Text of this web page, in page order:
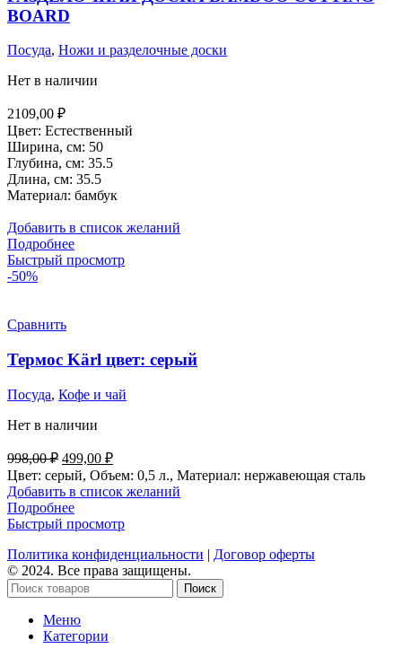
BOARD
Посуда, Ножи и разделочные доски
Нет в наличии
2109,00 ₽
Цвет: Естественный
Ширина, см: 50
Глубина, см: 35.5
Длина, см: 35.5
Материал: бамбук
Добавить в список желаний
Подробнее
Быстрый просмотр
-50%
Сравнить
Термос Kärl цвет: серый
Посуда, Кофе и чай
Нет в наличии
998,00₽ Первоначальная
цена
составляла
998,00 ₽.
499,00 ₽Текущая
цена:
499,00 ₽.
Цвет: серый, Объем: 0,5 л., Материал: нержавеющая сталь
Добавить в список желаний
Подробнее
Быстрый просмотр
Политика конфиденциальности | Договор оферты
© 2024. Все права защищены.
Поиск
Меню
Категории